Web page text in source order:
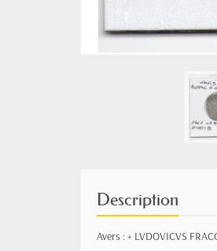
Description
Avers :+ LVDOVICVS